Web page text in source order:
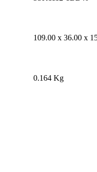
109.00 x 36.00 x
0.164 Kg